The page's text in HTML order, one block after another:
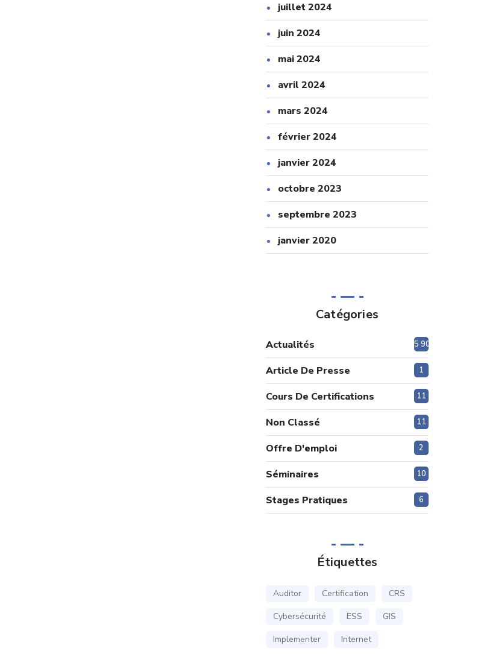
juillet 2024
juin 2024
mai 2024
avril 2024
mars 2024
février 2024
janvier 2024
octobre 2023
septembre 2023
janvier 2020
Catégories
Actualités 5 908
Article De Presse 1
Cours De Certifications 11
Non Classé 11
Offre D'emploi 2
Séminaires 10
Stages Pratiques 6
Étiquettes
Auditor Certification
CRS
Cybersécurité
ESS
GIS
Implementer
Internet